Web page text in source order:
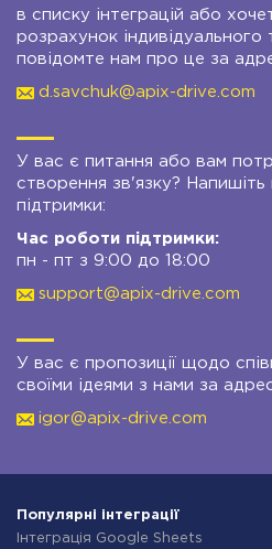
в списку інтеграцій або
розрахунок індивідуального
повідомте нам про це за
d.savchuk@apix-drive.com
У вас є питання або вам
створення зв'язку?
підтримки:
Час роботи підтримки:
пн - пт з 9:00 до 18:00
support@apix-drive.com
У вас є пропозиції щодо
своїми ідеями з нами за
igor@apix-drive.com
Популярні інтеграції
Інтеграція Google Sheets